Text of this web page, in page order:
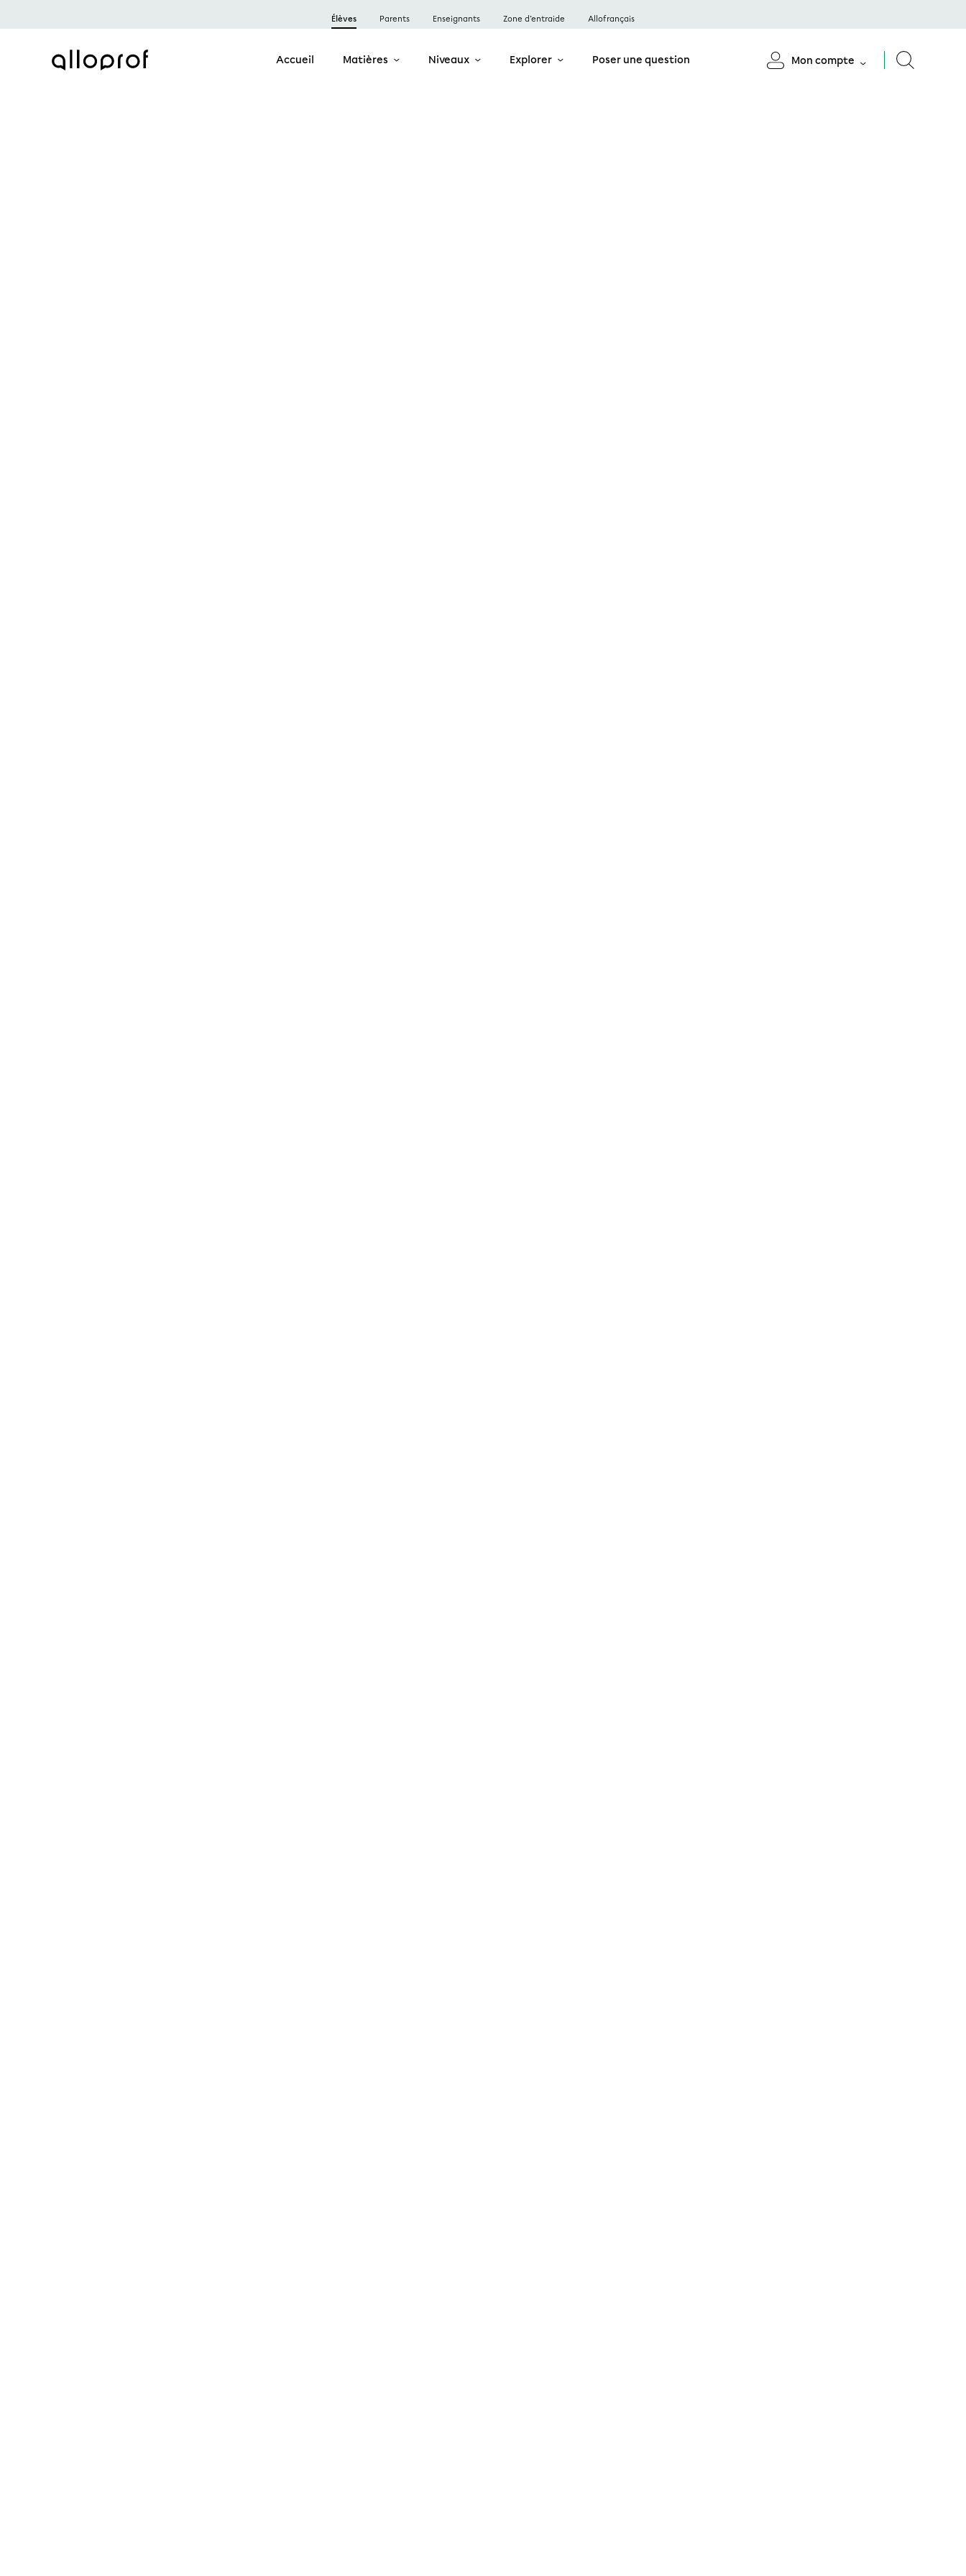
Élèves Parents Enseignants Zone d’entraide Allofrançais
Accueil Matières Niveaux Explorer Poser une question Mon compte